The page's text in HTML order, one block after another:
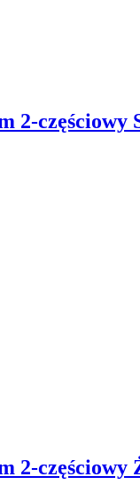
2-częściowy
2-częściowy